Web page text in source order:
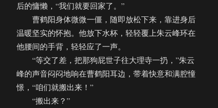
后的慵懒，“我们就要回家了。”
曹鹤阳身体微微一僵，随即放松下来，靠进身后
温暖坚实的怀抱。他放下水杯，轻轻覆上朱云峰环在
他腰间的手背，轻轻应了一声。
“等交了差，把那狗屁世子往大理寺一扔，”朱云
峰的声音闷闷地响在曹鹤阳耳边，带着快意和满腔憧
憬，“咱们就搬出来！”
“搬出来？”